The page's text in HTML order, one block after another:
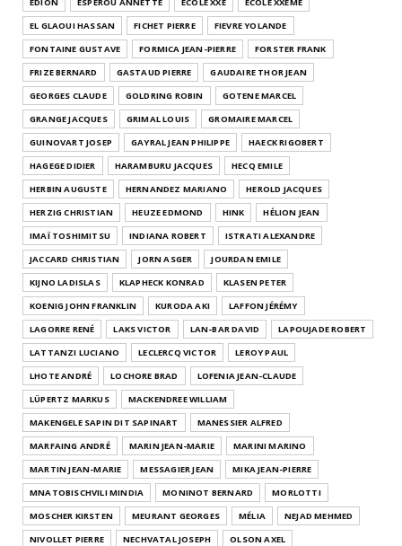
EL GLAOUI HASSAN
FICHET PIERRE
FIEVRE YOLANDE
FONTAINE GUSTAVE
FORMICA JEAN-PIERRE
FORSTER FRANK
FRIZE BERNARD
GASTAUD PIERRE
GAUDAIRE THOR JEAN
GEORGES CLAUDE
GOLDRING ROBIN
GOTENE MARCEL
GRANGE JACQUES
GRIMAL LOUIS
GROMAIRE MARCEL
GUINOVART JOSEP
GAYRAL JEAN PHILIPPE
HAECK RIGOBERT
HAGEGE DIDIER
HARAMBURU JACQUES
HECQ EMILE
HERBIN AUGUSTE
HERNANDEZ MARIANO
HEROLD JACQUES
HERZIG CHRISTIAN
HEUZE EDMOND HINK
HÉLION JEAN
IMAÏ TOSHIMITSU
INDIANA ROBERT
ISTRATI ALEXANDRE
JACCARD CHRISTIAN
JORN ASGER
JOURDAN EMILE
KIJNO LADISLAS
KLAPHECK KONRAD
KLASEN PETER
KOENIG JOHN FRANKLIN
KURODA AKI
LAFFON JÉRÉMY
LAGORRE RENÉ
LAKS VICTOR LAN-BAR DAVID
LAPOUJADE ROBERT
LATTANZI LUCIANO
LECLERCQ VICTOR
LEROY PAUL
LHOTE ANDRÉ
LOCHORE BRAD
LOFENIA JEAN-CLAUDE
LÜPERTZ MARKUS
MACKENDREE WILLIAM
MAKENGELE SAPIN DIT SAPINART
MANESSIER ALFRED
MARFAING ANDRÉ
MARIN JEAN-MARIE
MARINI MARINO
MARTIN JEAN-MARIE
MESSAGIER JEAN
MIKA JEAN-PIERRE
MNATOBISCHVILI MINDIA
MONINOT BERNARD
MORLOTTI
MOSCHER KIRSTEN
MEURANT GEORGES MÉLIA
NEJAD MEHMED
NIVOLLET PIERRE
NECHVATAL JOSEPH
OLSON AXEL